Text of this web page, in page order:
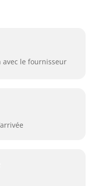
le fournisseur